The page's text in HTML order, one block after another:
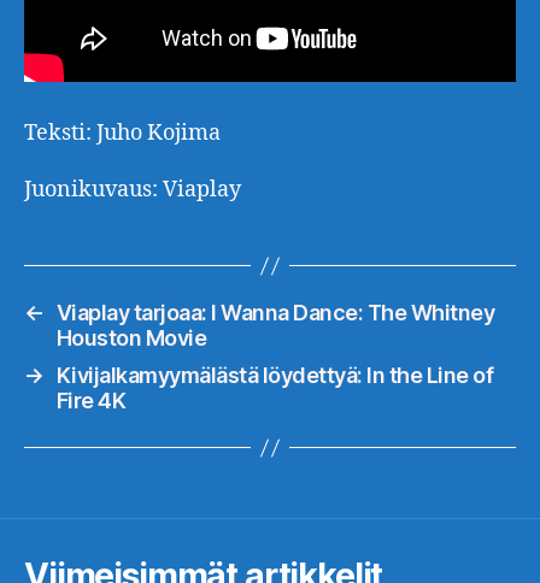
Teksti: Juho Kojima
Juonikuvaus: Viaplay
← Viaplay tarjoaa: I Wanna Dance: The Whitney
Houston Movie
→
Kivijalkamyymälästä löydettyä: In the Line of
Fire 4K